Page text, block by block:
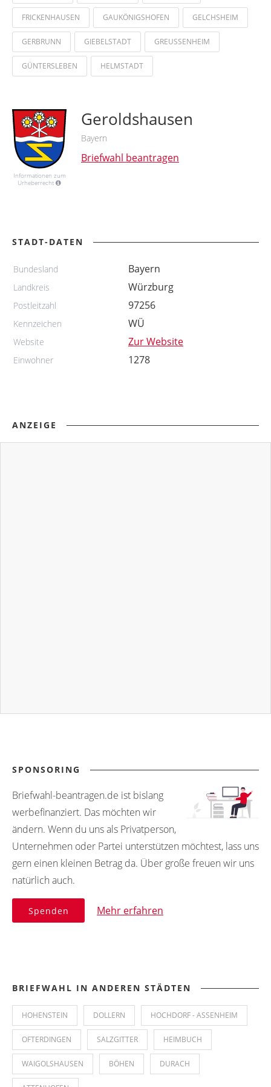
FRICKENHAUSEN GAUKÖNIGSHOFEN GELCHSHEIM
GERBRUNN GIEBELSTADT GREUSSENHEIM
GÜNTERSLEBEN HELMSTADT
Informationen zum
Urheberrecht
Geroldshausen
Bayern
Briefwahl beantragen
STADT-DATEN
Bundesland Bayern
Landkreis Würzburg
Postleitzahl 97256
Kennzeichen WÜ
Website Zur Website
Einwohner 1278
ANZEIGE
SPONSORING
Briefwahl-beantragen.de ist bislang
werbefinanziert. Das möchten wir
ändern. Wenn du uns als Privatperson,
Unternehmen oder Partei unterstützen möchtest, lass uns
gern einen kleinen Betrag da. Über große freuen wir uns
natürlich auch.
Spenden Mehr erfahren
BRIEFWAHL IN ANDEREN STÄDTEN
HOHENSTEIN DOLLERN HOCHDORF - ASSENHEIM
OFTERDINGEN SALZGITTER HEIMBUCH
WAIGOLSHAUSEN BÖHEN DURACH